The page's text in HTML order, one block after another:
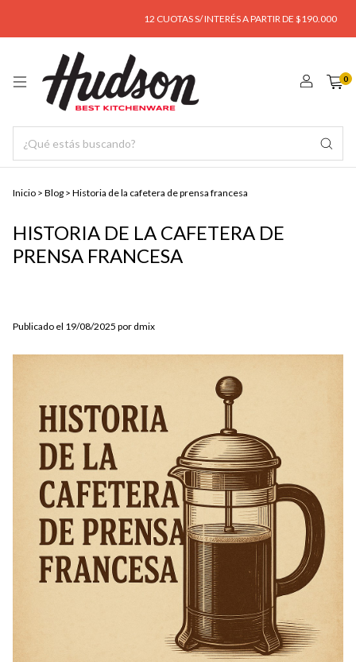
12 CUOTAS S/ INTERÉS A PARTIR DE $190.000
0
Inicio > Blog > Historia de la cafetera de prensa francesa
HISTORIA DE LA CAFETERA DE
PRENSA FRANCESA
Publicado el 19/08/2025 por dmix